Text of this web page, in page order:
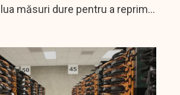
măsuri dure pentru a reprima
care deja au provocat mai